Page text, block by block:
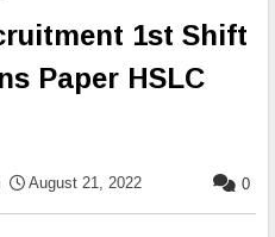
1st Shift
Paper HSLC
August 21, 2022 0